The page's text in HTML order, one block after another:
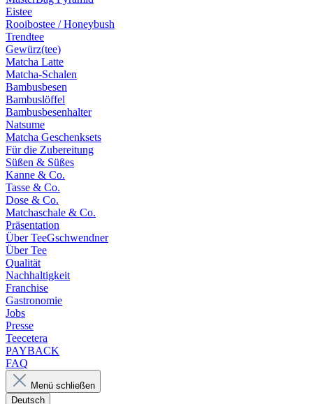
Eistee
Rooibostee / Honeybush
Trendtee
Gewürz(tee)
Matcha Latte
Matcha-Schalen
Bambusbesen
Bambuslöffel
Bambusbesenhalter
Natsume
Matcha Geschenksets
Für die Zubereitung
Süßen & Süßes
Kanne & Co.
Tasse & Co.
Dose & Co.
Matchaschale & Co.
Präsentation
Über TeeGschwendner
Über Tee
Qualität
Nachhaltigkeit
Franchise
Gastronomie
Jobs
Presse
Teecetera
PAYBACK
FAQ
Menü schließen
Deutsch